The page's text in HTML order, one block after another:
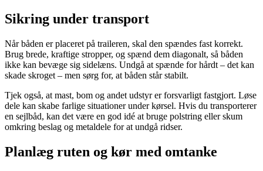
Sikring under transport
Når båden er placeret på traileren, skal den spændes fast korrekt.
Brug brede, kraftige stropper, og spænd dem diagonalt, så båden
ikke kan bevæge sig sidelæns. Undgå at spænde for hårdt – det kan
skade skroget – men sørg for, at båden står stabilt.
Tjek også, at mast, bom og andet udstyr er forsvarligt fastgjort. Løse
dele kan skabe farlige situationer under kørsel. Hvis du transporterer
en sejlbåd, kan det være en god idé at bruge polstring eller skum
omkring beslag og metaldele for at undgå ridser.
Planlæg ruten og kør med omtanke